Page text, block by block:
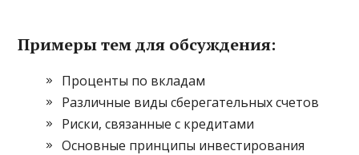
Примеры тем для обсуждения:
Проценты по вкладам
Различные виды сберегательных счетов
Риски, связанные с кредитами
Основные принципы инвестирования